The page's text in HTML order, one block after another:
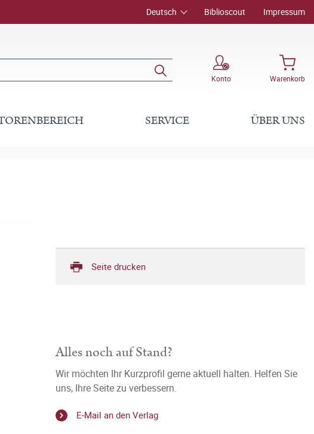
Deutsch Biblioscout Impressum
Konto Warenkorb
SERVICE ÜBER UNS
Seite drucken
Alles noch auf Stand?
Wir möchten Ihr Kurzprofil gerne aktuell halten. Helfen Sie
uns, Ihre Seite zu verbessern.
E-Mail an den Verlag